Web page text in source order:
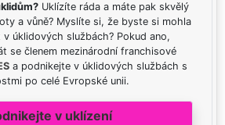
Uklízíte ráda a máte pak skvělý
a vůně? Myslíte si, že byste si mohla
úklidových službách? Pokud ano,
se členem mezinárodní franchisové
a podnikejte v úklidových službách s
po celé Evropské unii.
v uklízení